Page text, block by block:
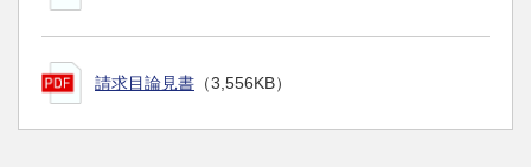
請求目論見書 （3,556KB）